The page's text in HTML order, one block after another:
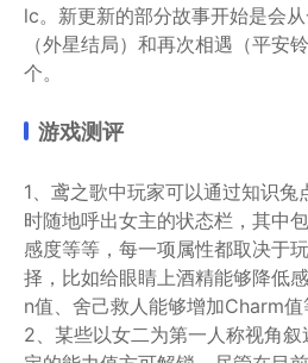
lc。新更新的部分故事开始是会
（外星结局）和再次相遇（平安
个。
游戏测评
1、鸢之歌中玩家可以通过知识
时随地呼出女主的状态栏，其中
感度等等，每一项属性都取决于
择，比如给眼睛上酒精能够降低
n值、舍己救人能够增加Charm值
2、某些以女二为第一人称视角